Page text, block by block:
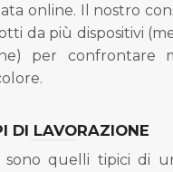
online. Il nostro
da più dispositivi
per confrontare
DI LAVORAZIONE
sono quelli tipici di